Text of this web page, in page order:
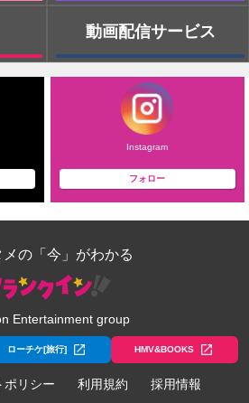
動画配信サービス
Instagram
フォロー
メの「今」がわかる
Entertainment group
ローチケ[旅行] HMV&BOOKS
ポリシー 利用規約 採用情報